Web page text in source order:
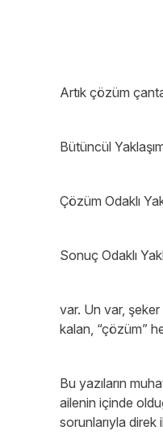
Artık çözüm
Bütüncül
Çözüm Odaklı
Sonuç Odaklı
var. Un var,
kalan, “çözüm”
Bu yazıların
ailenin içinde
sorunlarıyla